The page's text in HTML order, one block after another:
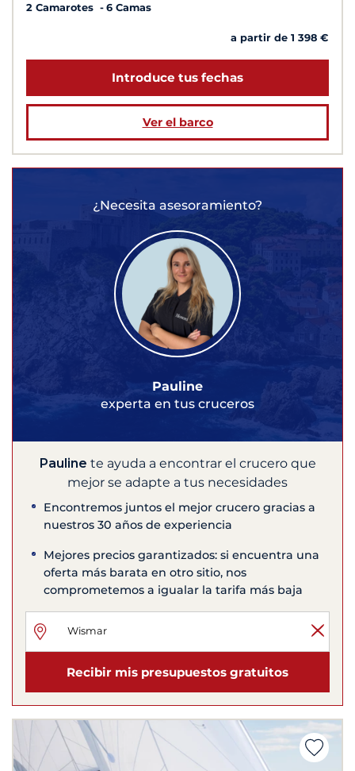
2 Camarotes
6 Camas
a partir de 1 398 €
Introduce tus fechas
Ver el barco
¿Necesita asesoramiento?
Pauline
experta en tus cruceros
Pauline te ayuda a encontrar el crucero que
mejor se adapte a tus necesidades
Encontremos juntos el mejor crucero gracias a
nuestros 30 años de experiencia
Mejores precios garantizados: si encuentra una
oferta más barata en otro sitio, nos
comprometemos a igualar la tarifa más baja
Recibir mis presupuestos gratuitos